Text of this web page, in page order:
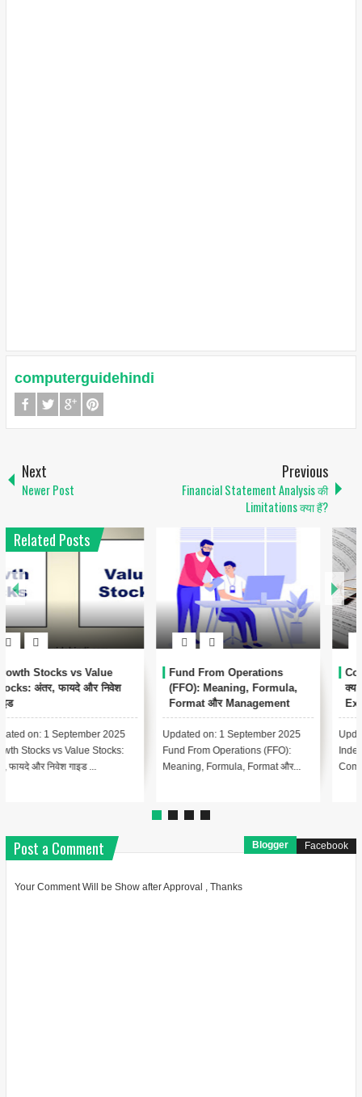
computerguidehindi
Next
Newer Post
Previous
Financial Statement Analysis की
Limitations क्या हैं?
Related Posts
Conservatism Accounting
क्या है? Meaning, Importance,
Updated on: 17 August 2025 📑
Index - Conservatism Accounting
Complete Guide In Hindi Le...
1
Automated Clearing House
(ACH) क्या है? – पूरी जानकारी हिंदी
में
Updated on: 17 August 2025 📚
Index – Automated Clearing
House (ACH) क्या है? Lesson 1:...
Post a Comment Blogger Facebook
Your Comment Will be Show after Approval , Thanks